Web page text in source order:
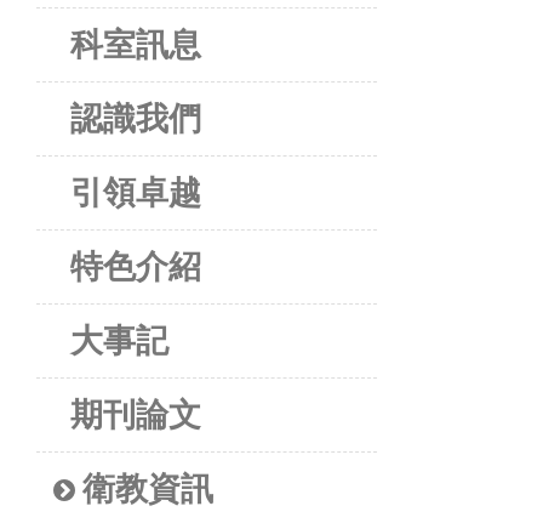
科室訊息
認識我們
引領卓越
特色介紹
大事記
期刊論文
衛教資訊